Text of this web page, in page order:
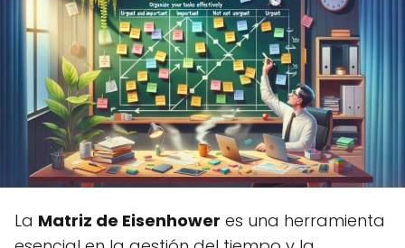
La Matriz de Eisenhower es una herramienta